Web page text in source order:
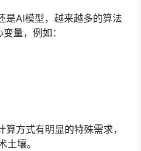
是AI模型，越来越多的算法
量，例如：
方式有明显的特殊需求，
壤。